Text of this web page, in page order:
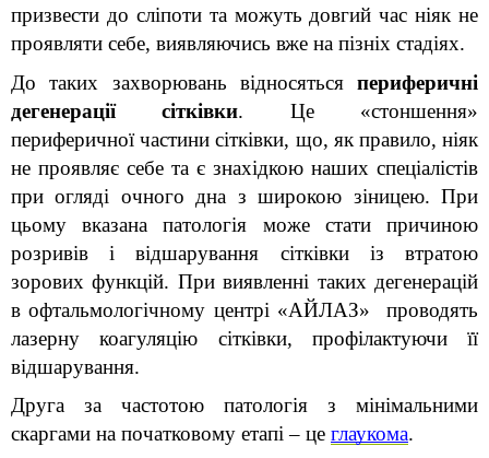
призвести до сліпоти та можуть довгий час ніяк не
проявляти себе, виявляючись вже на пізніх стадіях.
До таких захворювань відносяться периферичні
дегенерації сітківки. Це «стоншення»
периферичної частини сітківки, що, як правило, ніяк
не проявляє себе та є знахідкою наших спеціалістів
при огляді очного дна з широкою зіницею. При
цьому вказана патологія може стати причиною
розривів і відшарування сітківки із втратою
зорових функцій. При виявленні таких дегенерацій
в офтальмологічному центрі «АЙЛАЗ»  проводять
лазерну коагуляцію сітківки, профілактуючи її
відшарування.
Друга за частотою патологія з мінімальними
скаргами на початковому етапі – це глаукома.